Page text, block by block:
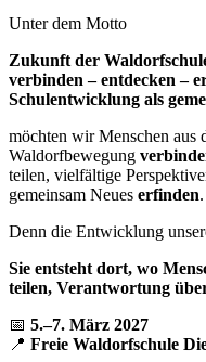
Unter dem Motto
Zukunft der
verbinden – entdecken –
Schulentwicklung als
möchten wir Menschen aus
Waldorfbewegung
teilen, vielfältige
gemeinsam Neues erfinden.
Denn die Entwicklung
Sie entsteht dort, wo
teilen, Verantwortung
📅 5.–7. März 2027
📍 Freie Waldorfschule